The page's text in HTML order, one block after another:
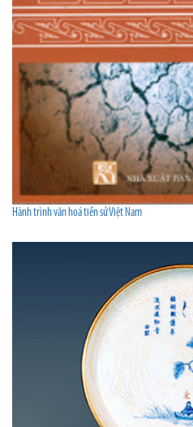
Hành trình văn hoá tiền sử Việt Nam